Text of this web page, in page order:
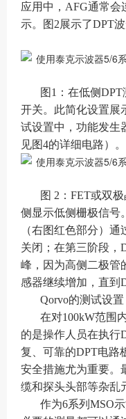
应用中，AFG通常会
示。图2展示了DPT波
图1：在低侧
开关。此简化设置展
试设置中，功能发生
见图4的详细电路）。
图 2：FET或双
侧显示低侧栅极信号
（右图红色部分）
关闭；在第三阶段
峰，因为高侧二极管
感器继续增加，直到
Qorvo的测试设置
在对100kW范围
的是操作人员在执行
复、可靠的DPT电路
安全措施尤为重要。
缆和探头头部等杂乱
作为6系列MSO